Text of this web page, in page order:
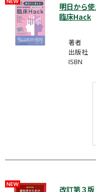
明日から
臨床Hack
著者
出版社
ISBN
改訂第３